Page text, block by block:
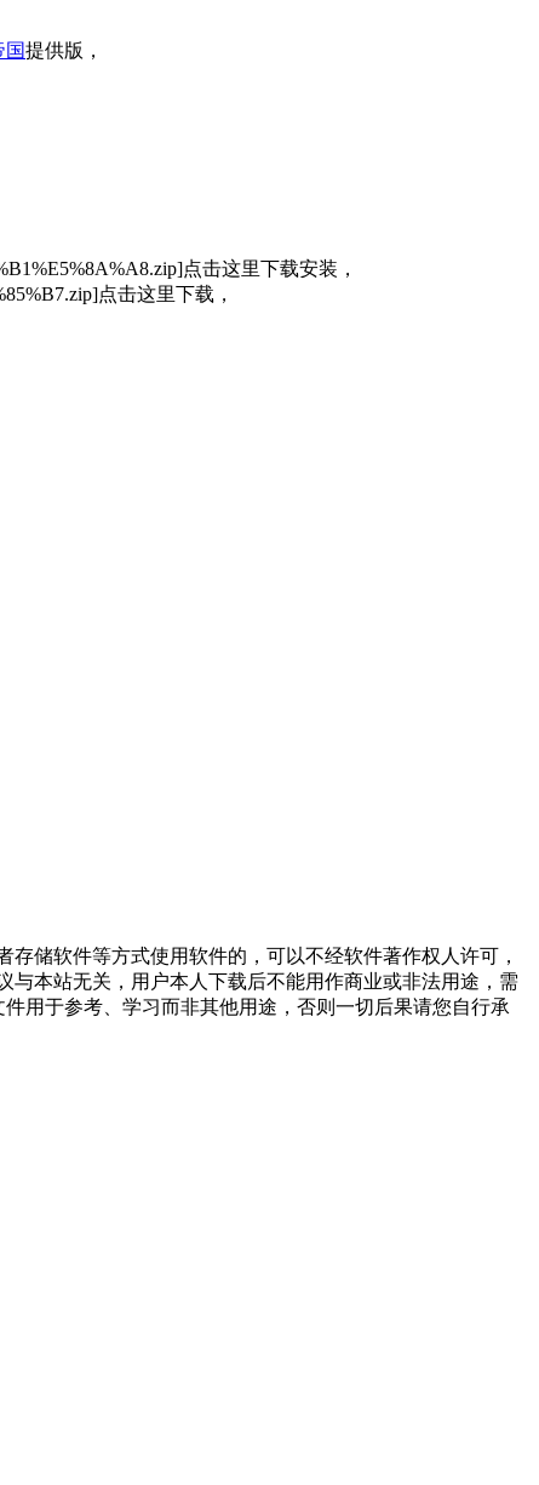
国提供版，
点击这里下载安装，
点击这里下载，
储软件等方式使用软件的，可以不经软件著作权人许可，
本站无关，用户本人下载后不能用作商业或非法用途，需
用于参考、学习而非其他用途，否则一切后果请您自行承